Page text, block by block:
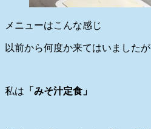
メニューはこんな感じ
以前から何度か来てはいましたが
私は 「みそ汁定食」